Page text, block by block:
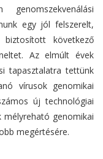
egy jól felszerelt,
következő
Az elmúlt évek
tapasztalatra tettünk
vírusok genomikai
új technológiai
genomikai
megértésére.